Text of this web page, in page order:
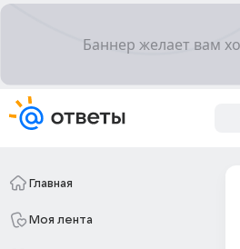
Главная
Моя лента